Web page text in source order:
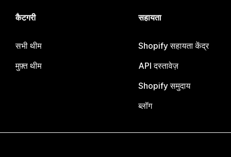
कैटगरी
सभी थीम
मुफ़्त थीम
सहायता
Shopify सहायता केंद्र
API दस्तावेज़
Shopify समुदाय
ब्लॉग